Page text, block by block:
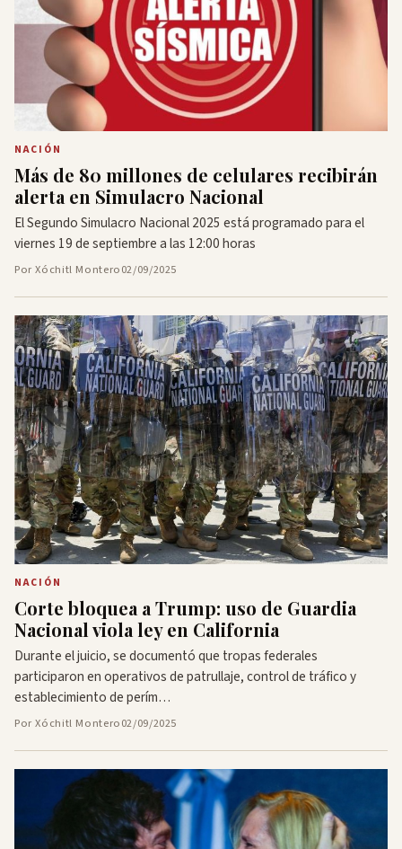
NACIÓN
Más de 80 millones de celulares recibirán
alerta en Simulacro Nacional
El Segundo Simulacro Nacional 2025 está programado para el
viernes 19 de septiembre a las 12:00 horas
Por Xóchitl Montero02/09/2025
NACIÓN
Corte bloquea a Trump: uso de Guardia
Nacional viola ley en California
Durante el juicio, se documentó que tropas federales
participaron en operativos de patrullaje, control de tráfico y
establecimiento de perím…
Por Xóchitl Montero02/09/2025